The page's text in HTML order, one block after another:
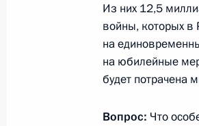
29 мая 2015
Заседание
в
29 мая 2015 года,
Из них 12,5
войны, которых в
на
на юбилейные
будет потрачена
Вопрос: Что